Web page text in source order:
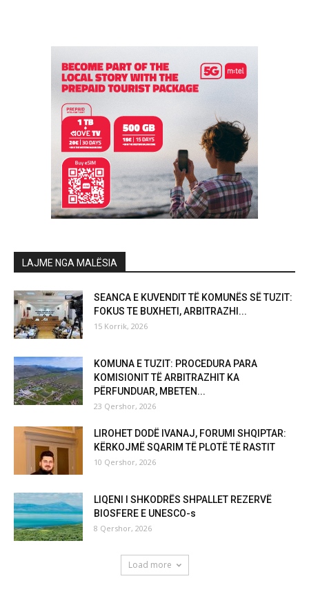
LAJME NGA MALËSIA
SEANCA E KUVENDIT TË KOMUNËS SË TUZIT:
FOKUS TE BUXHETI, ARBITRAZHI...
15 Korrik, 2026
KOMUNA E TUZIT: PROCEDURA PARA
KOMISIONIT TË ARBITRAZHIT KA
PËRFUNDUAR, MBETEN...
23 Qershor, 2026
LIROHET DODË IVANAJ, FORUMI SHQIPTAR:
KËRKOJMË SQARIM TË PLOTË TË RASTIT
10 Qershor, 2026
LIQENI I SHKODRËS SHPALLET REZERVË
BIOSFERE E UNESCO-s
8 Qershor, 2026
Load more